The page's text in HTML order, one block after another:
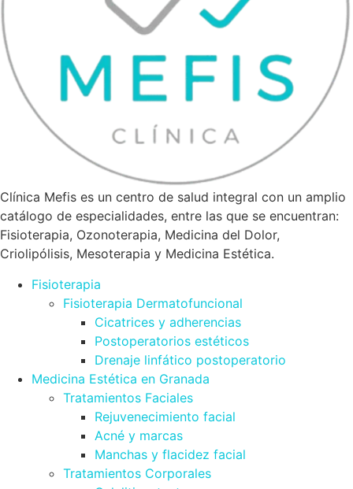
Clínica Mefis es un centro de salud integral con un amplio
catálogo de especialidades, entre las que se encuentran:
Fisioterapia, Ozonoterapia, Medicina del Dolor,
Criolipólisis, Mesoterapia y Medicina Estética.
Fisioterapia
Fisioterapia Dermatofuncional
Cicatrices y adherencias
Postoperatorios estéticos
Drenaje linfático postoperatorio
Medicina Estética en Granada
Tratamientos Faciales
Rejuvenecimiento facial
Acné y marcas
Manchas y flacidez facial
Tratamientos Corporales